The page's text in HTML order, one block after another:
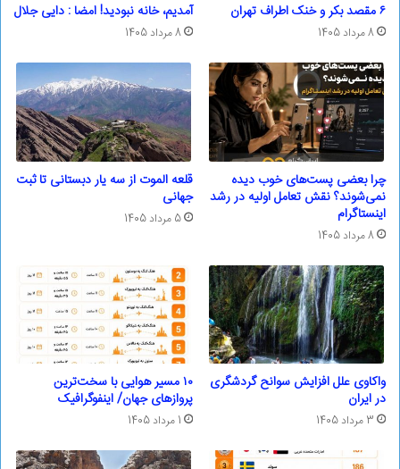
۶ مقصد بکر و خنک اطراف تهران
8 مرداد 1405
آمدیم، خانه نبودید! امضا : دایی جلال
8 مرداد 1405
چرا بعضی پست‌های خوب دیده
نمی‌شوند؟ نقش تعامل اولیه در رشد
اینستاگرام
8 مرداد 1405
قلعه الموت از سه یار دبستانی تا ثبت
جهانی
5 مرداد 1405
واکاوی علل افزایش سوانح گردشگری
در ایران
3 مرداد 1405
۱۰ مسیر هوایی با سخت‌ترین
پروازهای جهان/ اینفوگرافیک
1 مرداد 1405